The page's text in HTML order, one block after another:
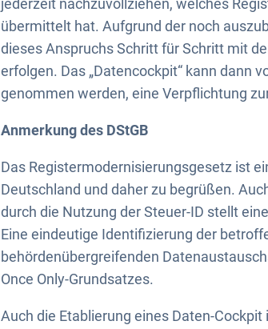
jederzeit nachzuvollziehen, welches
übermittelt hat. Aufgrund der noch
dieses Anspruchs Schritt für Schritt mit
erfolgen. Das „Datencockpit“ kann dann
genommen werden, eine Verpflichtung
Anmerkung des DStGB
Das Registermodernisierungsgesetz ist
Deutschland und daher zu begrüßen.
durch die Nutzung der Steuer-ID stellt
Eine eindeutige Identifizierung der
behördenübergreifenden
Once Only-Grundsatzes.
Auch die Etablierung eines Daten-